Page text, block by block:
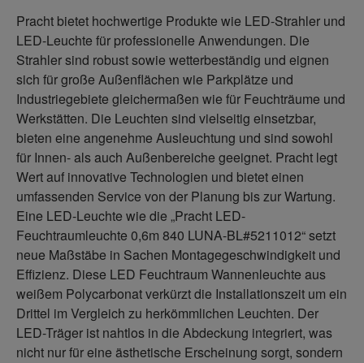
Pracht bietet hochwertige Produkte wie LED-Strahler und
LED-Leuchte für professionelle Anwendungen. Die
Strahler sind robust sowie wetterbeständig und eignen
sich für große Außenflächen wie Parkplätze und
Industriegebiete gleichermaßen wie für Feuchträume und
Werkstätten. Die Leuchten sind vielseitig einsetzbar,
bieten eine angenehme Ausleuchtung und sind sowohl
für Innen- als auch Außenbereiche geeignet. Pracht legt
Wert auf innovative Technologien und bietet einen
umfassenden Service von der Planung bis zur Wartung.
Eine LED-Leuchte wie die „Pracht LED-
Feuchtraumleuchte 0,6m 840 LUNA-BL#5211012“ setzt
neue Maßstäbe in Sachen Montagegeschwindigkeit und
Effizienz. Diese LED Feuchtraum Wannenleuchte aus
weißem Polycarbonat verkürzt die Installationszeit um ein
Drittel im Vergleich zu herkömmlichen Leuchten. Der
LED-Träger ist nahtlos in die Abdeckung integriert, was
nicht nur für eine ästhetische Erscheinung sorgt, sondern